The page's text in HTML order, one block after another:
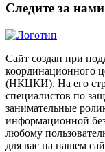
Следите за
Сайт создан при
координационного
(НКЦКИ). На его
специалистов по
занимательные
информационной
любому
для вас на нашем